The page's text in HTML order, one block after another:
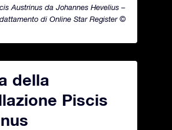
Austrinus da Johannes Hevelius –
di Online Star Register ©
della
Piscis